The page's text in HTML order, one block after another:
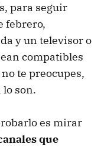
para seguir
febrero,
y un televisor o
compatibles
no te preocupes,
lo son.
es mirar
que